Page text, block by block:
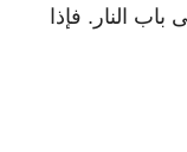
النار. فإذا